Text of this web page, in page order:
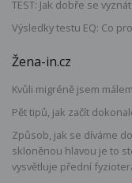
TEST: Jak dobře se
Výsledky testu EQ: Co
Žena-in.cz
Kvůli migréně jsem
Pět tipů, jak začít
Způsob, jak se díváme
skloněnou hlavou je to
vysvětluje přední